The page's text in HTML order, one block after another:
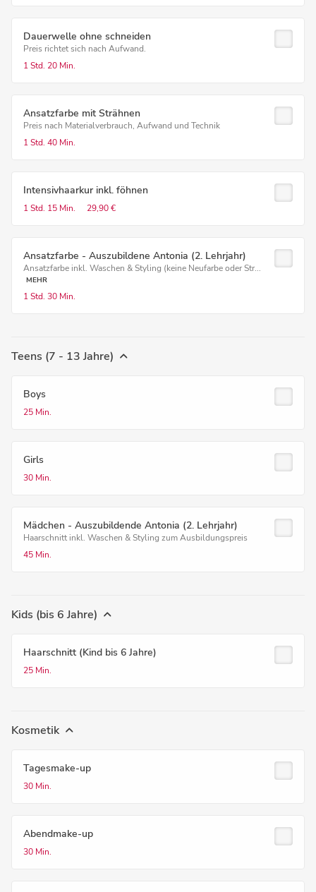
Dauerwelle ohne schneiden
Preis richtet sich nach Aufwand.
1 Std. 20 Min.
Ansatzfarbe mit Strähnen
Preis nach Materialverbrauch, Aufwand und Technik
1 Std. 40 Min.
Intensivhaarkur inkl. föhnen
1 Std. 15 Min. 29,90 €
Ansatzfarbe - Auszubildene Antonia (2. Lehrjahr)
Ansatzfarbe inkl. Waschen & Styling (keine Neufarbe oder Str...
MEHR
1 Std. 30 Min.
Teens (7 - 13 Jahre)
Boys
25 Min.
Girls
30 Min.
Mädchen - Auszubildende Antonia (2. Lehrjahr)
Haarschnitt inkl. Waschen & Styling zum Ausbildungspreis
45 Min.
Kids (bis 6 Jahre)
Haarschnitt (Kind bis 6 Jahre)
25 Min.
Kosmetik
Tagesmake-up
30 Min.
Abendmake-up
30 Min.